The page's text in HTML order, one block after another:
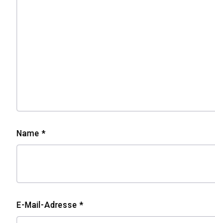
Name *
E-Mail-Adresse *